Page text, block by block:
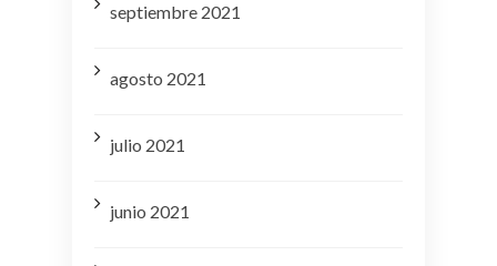
septiembre 2021
agosto 2021
julio 2021
junio 2021